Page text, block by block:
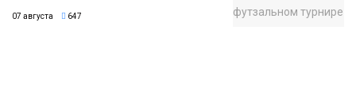
07 августа 647